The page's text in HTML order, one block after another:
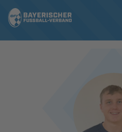
ERGEBNISSE & WETTBEWERBE